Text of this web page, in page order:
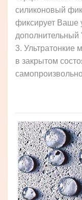
силиконовый
фиксирует Ваше
3. Ультратонкие
в закрытом